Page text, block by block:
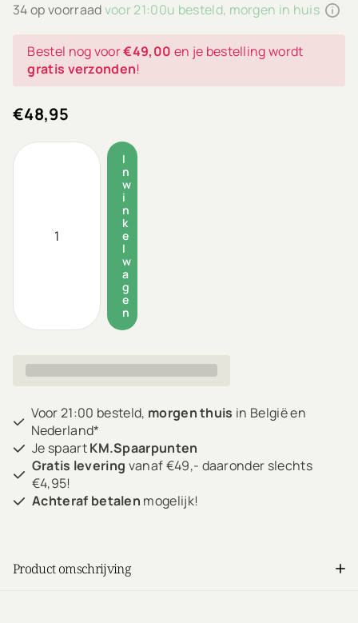
34 op voorraadvoor 21:00u besteld, morgen in huis
Bestel nog voor€49,00 en je bestelling wordt
gratis verzonden!
€48,95
I
n
w
i
n
k
e
l
w
a
g
e
n
Voor 21:00 besteld, morgen thuis in België en
Nederland*
Je spaartKM.Spaarpunten
Gratis levering vanaf €49,- daaronder slechts
€4,95!
Achteraf betalen mogelijk!
Product omschrijving